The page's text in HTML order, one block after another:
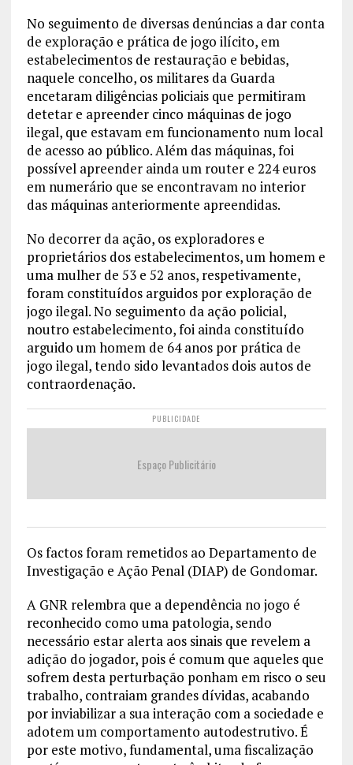
No seguimento de diversas denúncias a dar conta
de exploração e prática de jogo ilícito, em
estabelecimentos de restauração e bebidas,
naquele concelho, os militares da Guarda
encetaram diligências policiais que permitiram
detetar e apreender cinco máquinas de jogo
ilegal, que estavam em funcionamento num local
de acesso ao público. Além das máquinas, foi
possível apreender ainda um router e 224 euros
em numerário que se encontravam no interior
das máquinas anteriormente apreendidas.
No decorrer da ação, os exploradores e
proprietários dos estabelecimentos, um homem e
uma mulher de 53 e 52 anos, respetivamente,
foram constituídos arguidos por exploração de
jogo ilegal. No seguimento da ação policial,
noutro estabelecimento, foi ainda constituído
arguido um homem de 64 anos por prática de
jogo ilegal, tendo sido levantados dois autos de
contraordenação.
PUBLICIDADE
Espaço Publicitário
Os factos foram remetidos ao Departamento de
Investigação e Ação Penal (DIAP) de Gondomar.
A GNR relembra que a dependência no jogo é
reconhecido como uma patologia, sendo
necessário estar alerta aos sinais que revelem a
adição do jogador, pois é comum que aqueles que
sofrem desta perturbação ponham em risco o seu
trabalho, contraiam grandes dívidas, acabando
por inviabilizar a sua interação com a sociedade e
adotem um comportamento autodestrutivo. É
por este motivo, fundamental, uma fiscalização